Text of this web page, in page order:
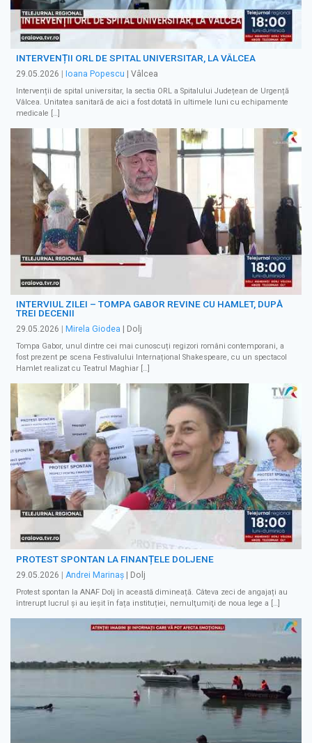
INTERVENȚII ORL DE SPITAL UNIVERSITAR, LA VÂLCEA
29.05.2026 Ioana Popescu | Vâlcea
Intervenții de spital universitar, la sectia ORL a Spitalului Județean de Urgență
Vâlcea. Unitatea sanitară de aici a fost dotată în ultimele luni cu echipamente
medicale […]
INTERVIUL ZILEI – TOMPA GABOR REVINE CU HAMLET, DUPĂ
TREI DECENII
29.05.2026 Mirela Giodea | Dolj
Tompa Gabor, unul dintre cei mai cunoscuți regizori români contemporani, a
fost prezent pe scena Festivalului Internațional Shakespeare, cu un spectacol
Hamlet realizat cu Teatrul Maghiar […]
PROTEST SPONTAN LA FINANȚELE DOLJENE
29.05.2026 Andrei Marinaș | Dolj
Protest spontan la ANAF Dolj în această dimineață. Câteva zeci de angajați au
întrerupt lucrul și au ieșit în fața instituției, nemulţumiţi de noua lege a […]